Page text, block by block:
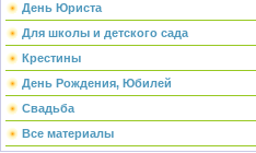
День Юриста
Для школы и детского сада
Крестины
День Рождения, Юбилей
Свадьба
Все материалы